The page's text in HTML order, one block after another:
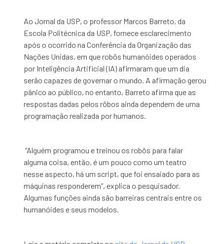
Ao Jornal da USP, o professor Marcos Barreto, da
Escola Politécnica da USP, fornece esclarecimento
após o ocorrido na Conferência da Organização das
Nações Unidas, em que robôs humanóides operados
por Inteligência Artificial (IA) afirmaram que um dia
serão capazes de governar o mundo. A afirmação gerou
pânico ao público, no entanto, Barreto afirma que as
respostas dadas pelos rôbos ainda dependem de uma
programação realizada por humanos.
“Alguém programou e treinou os robôs para falar
alguma coisa, então, é um pouco como um teatro
nesse aspecto, há um script, que foi ensaiado para as
máquinas responderem”, explica o pesquisador.
Algumas funções ainda são barreiras centrais entre os
humanóides e seus modelos.